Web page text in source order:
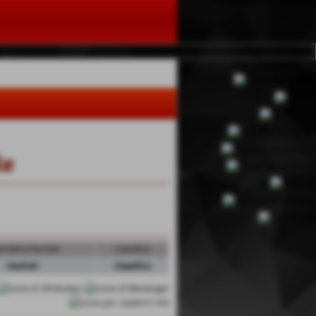
risultati
classifica
risultati classifica